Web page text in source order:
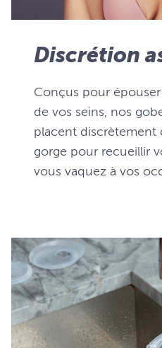
Discrétion
Conçus pour
de vos seins, nos
placent discrètement
gorge pour recueillir
vous vaquez à vos